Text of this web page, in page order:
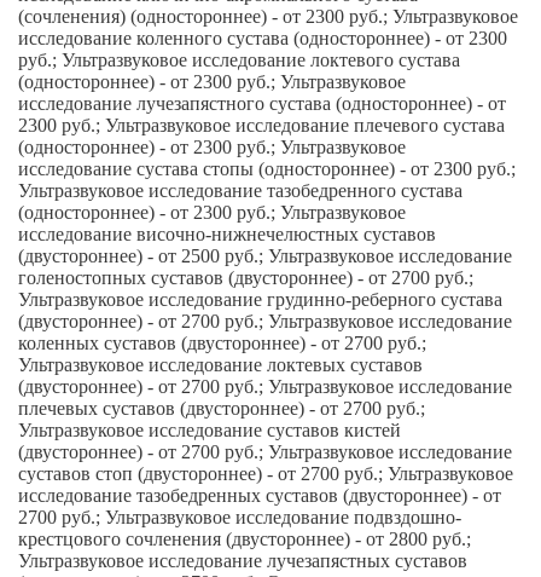
(сочленения) (одностороннее) - от 2300 руб.; Ультразвуковое
исследование коленного сустава (одностороннее) - от 2300
руб.; Ультразвуковое исследование локтевого сустава
(одностороннее) - от 2300 руб.; Ультразвуковое
исследование лучезапястного сустава (одностороннее) - от
2300 руб.; Ультразвуковое исследование плечевого сустава
(одностороннее) - от 2300 руб.; Ультразвуковое
исследование сустава стопы (одностороннее) - от 2300 руб.;
Ультразвуковое исследование тазобедренного сустава
(одностороннее) - от 2300 руб.; Ультразвуковое
исследование височно-нижнечелюстных суставов
(двустороннее) - от 2500 руб.; Ультразвуковое исследование
голеностопных суставов (двустороннее) - от 2700 руб.;
Ультразвуковое исследование грудинно-реберного сустава
(двустороннее) - от 2700 руб.; Ультразвуковое исследование
коленных суставов (двустороннее) - от 2700 руб.;
Ультразвуковое исследование локтевых суставов
(двустороннее) - от 2700 руб.; Ультразвуковое исследование
плечевых суставов (двустороннее) - от 2700 руб.;
Ультразвуковое исследование суставов кистей
(двустороннее) - от 2700 руб.; Ультразвуковое исследование
суставов стоп (двустороннее) - от 2700 руб.; Ультразвуковое
исследование тазобедренных суставов (двустороннее) - от
2700 руб.; Ультразвуковое исследование подвздошно-
крестцового сочленения (двустороннее) - от 2800 руб.;
Ультразвуковое исследование лучезапястных суставов